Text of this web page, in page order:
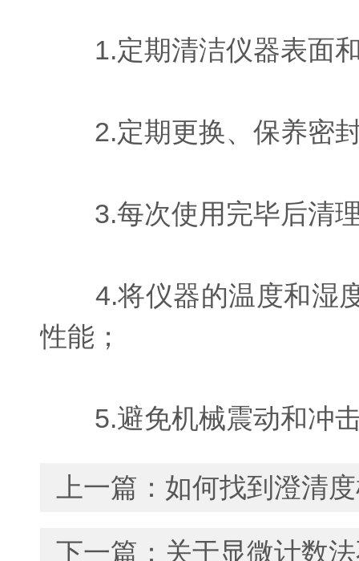
1.定期清洁仪器表面和
2.定期更换、保养密封
3.每次使用完毕后清理
4.将仪器的温度和湿度
性能；
5.避免机械震动和冲击
上一篇： 如何找到澄清
下一篇： 关于显微计数